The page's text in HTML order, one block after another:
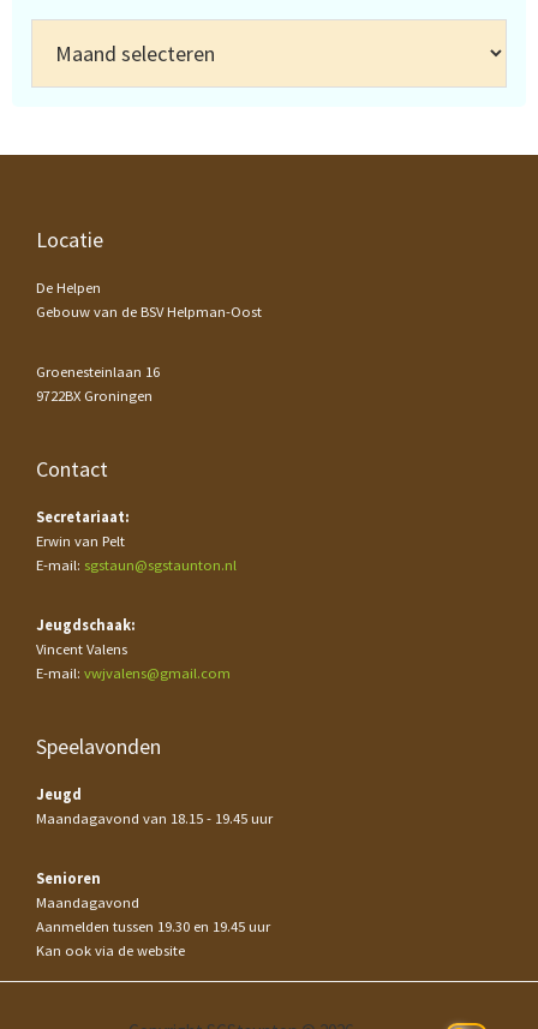
Footer
Locatie
De Helpen
Gebouw van de BSV Helpman-Oost
Groenesteinlaan 16
9722BX Groningen
Contact
Secretariaat:
Erwin van Pelt
E-mail: sgstaun@sgstaunton.nl
Jeugdschaak:
Vincent Valens
E-mail: vwjvalens@gmail.com
Speelavonden
Jeugd
Maandagavond van 18.15 - 19.45 uur
Senioren
Maandagavond
Aanmelden tussen 19.30 en 19.45 uur
Kan ook via de website